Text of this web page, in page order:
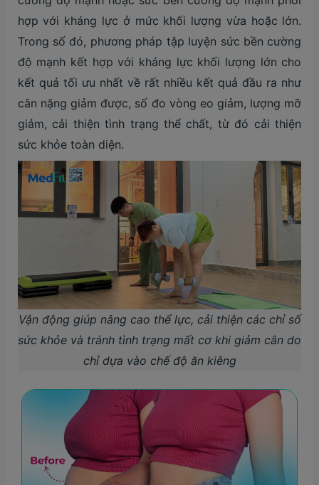
hợp với kháng lực ở mức khối lượng vừa hoặc lớn.
Trong số đó, phương pháp tập luyện sức bền cường
độ mạnh kết hợp với kháng lực khối lượng lớn cho
kết quả tối ưu nhất về rất nhiều kết quả đầu ra như
cân nặng giảm được, số đo vòng eo giảm, lượng mỡ
giảm, cải thiện tình trạng thể chất, từ đó cải thiện
sức khỏe toàn diện.
Vận động giúp nâng cao thể lực, cải thiện các chỉ số
sức khỏe và tránh tình trạng mất cơ khi giảm cân do
chỉ dựa vào chế độ ăn kiêng